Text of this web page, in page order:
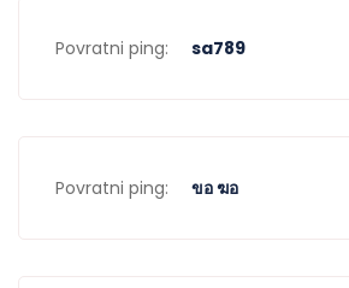
Povratni ping: sa789
Povratni ping: ขอ ฆอ